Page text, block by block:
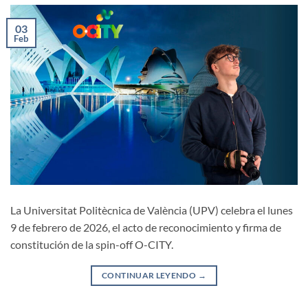
03
Feb
La Universitat Politècnica de València (UPV) celebra el lunes
9 de febrero de 2026, el acto de reconocimiento y firma de
constitución de la spin-off O-CITY.
CONTINUAR LEYENDO →